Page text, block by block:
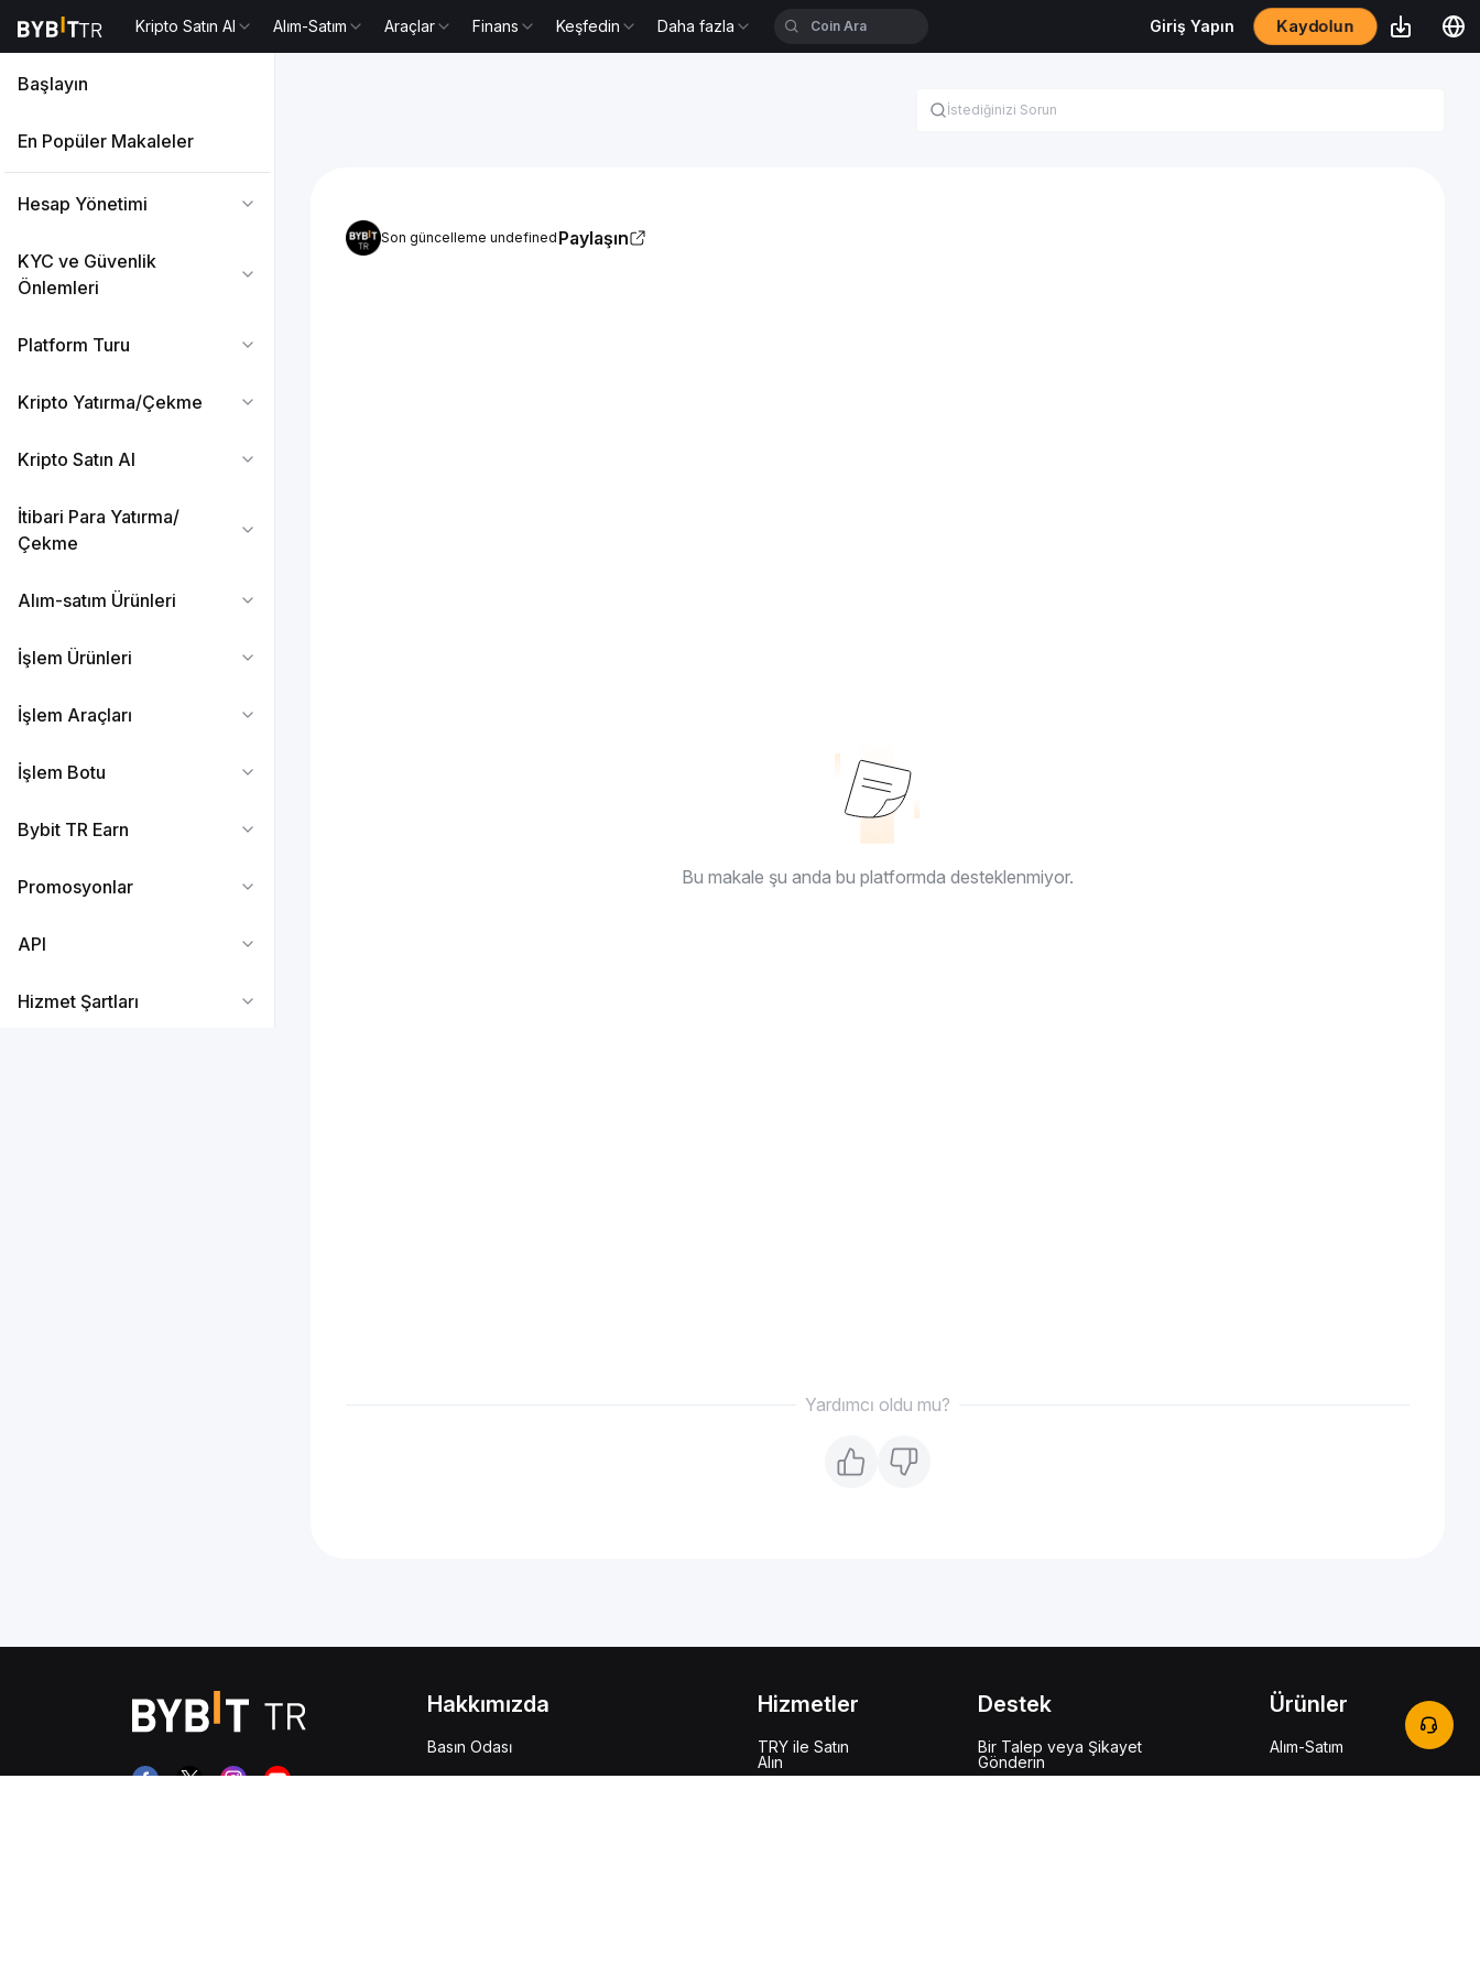
Kripto Satın Al Alım-Satım Araçlar Finans Keşfedin Daha fazla Giriş Yapın Kaydolun
Başlayın
En Popüler Makaleler
Hesap Yönetimi
KYC ve Güvenlik
Önlemleri
Platform Turu
Kripto Yatırma/Çekme
Kripto Satın Al
İtibari Para Yatırma/
Çekme
Alım-satım Ürünleri
İşlem Ürünleri
İşlem Araçları
İşlem Botu
Bybit TR Earn
Promosyonlar
API
Hizmet Şartları
Son güncelleme undefined Paylaşın
Bu makale şu anda bu platformda desteklenmiyor.
Yardımcı oldu mu?
Hakkımızda
Basın Odası
Hizmetler
TRY ile Satın
Alın
Destek
Bir Talep veya Şikayet
Gönderin
Ürünler
Alım-Satım